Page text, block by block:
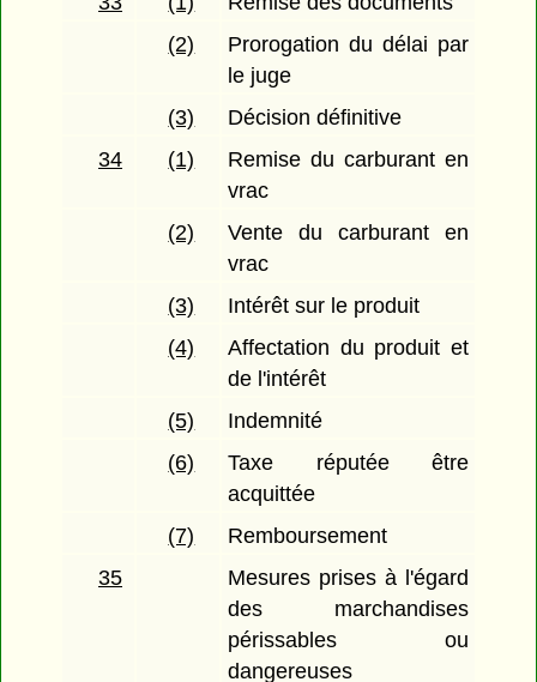
(2)
Prorogation du délai par
le juge
(3)
Décision définitive
34
(1)
Remise du carburant en
vrac
(2)
Vente du carburant en
vrac
(3)
Intérêt sur le produit
(4)
Affectation du produit et
de l'intérêt
(5)
Indemnité
(6)
Taxe réputée être
acquittée
(7)
Remboursement
35
Mesures prises à l'égard
des marchandises
périssables ou
dangereuses